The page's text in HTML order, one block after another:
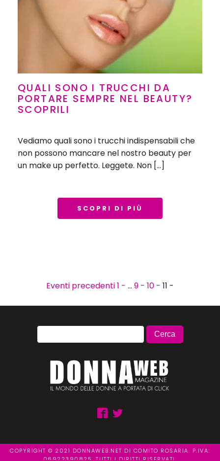
QUALI SONO I TRUCCHI DA
PORTARE SEMPRE NEL BEAUTY?
SCOPRILI
Vediamo quali sono i trucchi indispensabili che
non possono mancare nel nostro beauty per
un make up perfetto. Leggete. Non […]
SCOPRI DI PIÙ
Eventi precedenti1 - … 9 - 10 - 11 -
COPYRIGHT © 2021 DONNAWEB.NET DI COMITO ROSARIA. P.IVA:
06922390825. TUTTI I DIRITTI RISERVATI.